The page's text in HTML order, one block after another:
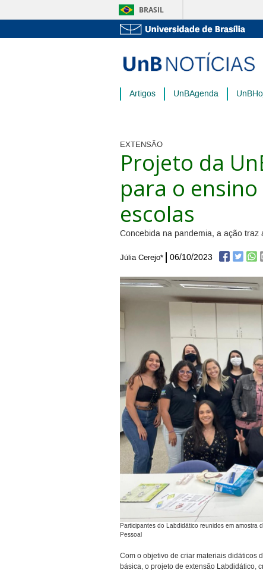
BRASIL
Artigos UnBAgenda
EXTENSÃO
Projeto da
para o
escolas
Concebida na pandemia, a ação
Júlia Cerejo* 06/10/2023
Participantes do Labdidático reunidos em amostra
Pessoal
Com o objetivo de criar materiais didáticos
básica, o projeto de extensão Labdidático,